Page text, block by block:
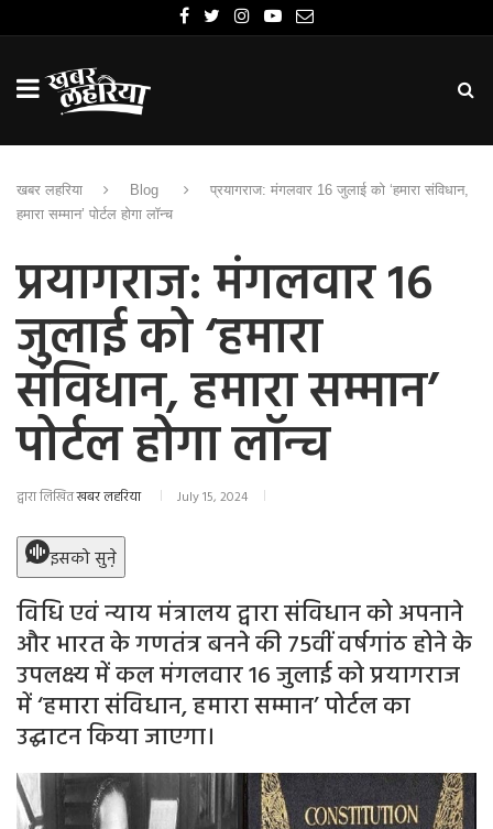
खबर लहरिया Blog
प्रयागराज: मंगलवार 16 जुलाई को ‘हमारा संविधान,
हमारा सम्मान’ पोर्टल होगा लॉन्च
प्रयागराज: मंगलवार 16
जुलाई को ‘हमारा
संविधान, हमारा सम्मान’
पोर्टल होगा लॉन्च
द्वारा लिखितखबर लहरिया July 15, 2024
इसको सुने़
विधि एवं न्याय मंत्रालय द्वारा संविधान को अपनाने
और भारत के गणतंत्र बनने की 75वीं वर्षगांठ होने के
उपलक्ष्य में कल मंगलवार 16 जुलाई को प्रयागराज
में ‘हमारा संविधान, हमारा सम्मान’ पोर्टल का
उद्घाटन किया जाएगा।